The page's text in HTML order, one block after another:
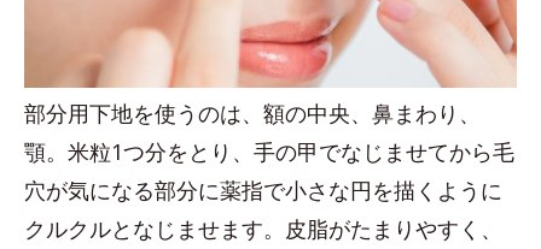
部分用下地を使うのは、額の中央、鼻まわり、
顎。米粒1つ分をとり、手の甲でなじませてから毛
穴が気になる部分に薬指で小さな円を描くように
クルクルとなじませます。皮脂がたまりやすく、